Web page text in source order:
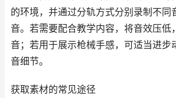
的环境，并通过分轨方式分别录制不同
音。若需要配合教学内容，将音效压低
音；若用于展示枪械手感，可适当进步
音细节。
获取素材的常见途径